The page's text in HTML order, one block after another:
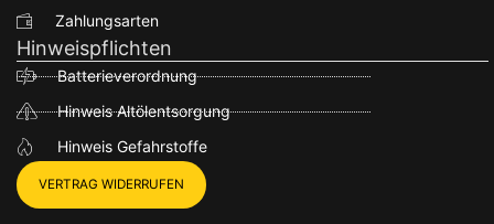
Zahlungsarten
Hinweispflichten
Batterieverordnung
Hinweis Altölentsorgung
Hinweis Gefahrstoffe
VERTRAG WIDERRUFEN